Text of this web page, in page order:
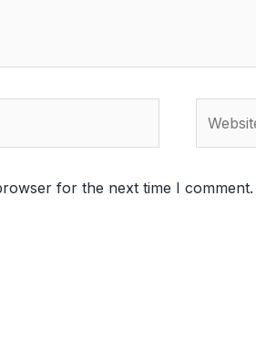
for the next time I comment.